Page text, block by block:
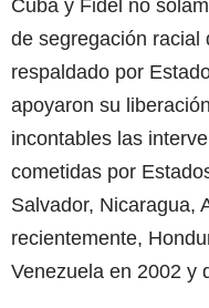
Cuba y Fidel no
de segregación racial
respaldado por
apoyaron su
incontables las
cometidas por
Salvador, Nicaragua,
recientemente,
Venezuela en 2002 y